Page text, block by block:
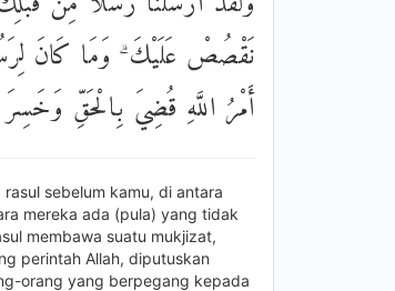
نَقْصُصْ عَلَيْكَ ۗ وَمَا كَانَ
أَمْرُ اللَّهِ قُضِيَ بِالْحَقِّ وَخَسِرَ
sebelum kamu, di antara
mereka ada (pula) yang tidak
membawa suatu mukjizat,
perintah Allah, diputuskan
orang yang berpegang kepada